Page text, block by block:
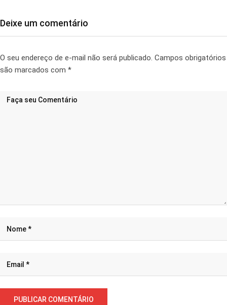
Deixe um comentário
O seu endereço de e-mail não será publicado. Campos obrigatórios
são marcados com *